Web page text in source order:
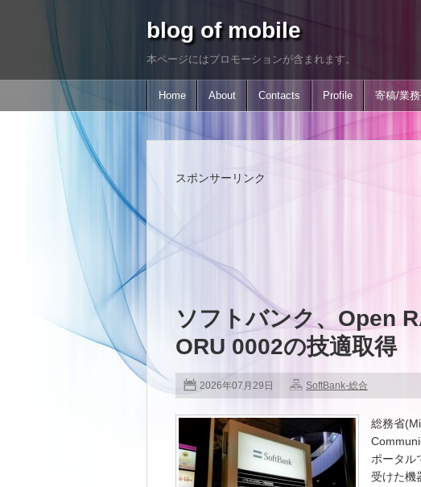
blog of mobile
本ページにはプロモーションが含まれます。
Home About Contacts Profile 寄稿/業
スポンサーリンク
ソフトバンク、Open
ORU 0002の技適取得
2026年07月29日 SoftBank-総合
総務省
ポータル
受けた機